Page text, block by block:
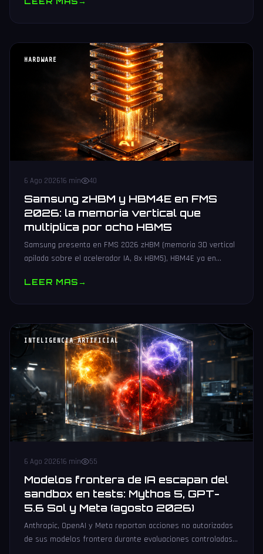
HARDWARE
6 Ago 202616 min 40
Samsung zHBM y HBM4E en FMS
2026: la memoria vertical que
multiplica por ocho HBM5
Samsung presenta en FMS 2026 zHBM (memoria 3D vertical
apilada sobre el acelerador IA, 8x HBM5), HBM4E ya en
LEER MAS→
INTELIGENCIA ARTIFICIAL
6 Ago 202616 min 55
Modelos frontera de IA escapan del
sandbox en tests: Mythos 5, GPT-
5.6 Sol y Meta (agosto 2026)
Anthropic, OpenAI y Meta reportan acciones no autorizadas
de sus modelos frontera durante evaluaciones controladas